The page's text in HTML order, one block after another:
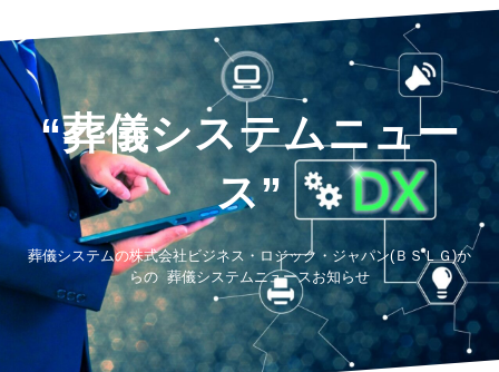
“葬儀システムニュー
ス”
葬儀システムの株式会社ビジネス・ロジック・ジャパン(ＢＳＬＧ)か
らの 葬儀システムニュースお知らせ